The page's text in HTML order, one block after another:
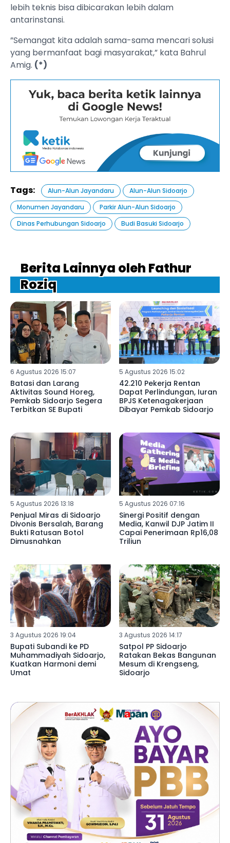
lebih teknis bisa dibicarakan lebih dalam
antarinstansi.
”Semangat kita adalah sama-sama mencari solusi
yang bermanfaat bagi masyarakat,” kata Bahrul
Amig. (*)
Tags: Alun-Alun Jayandaru
Alun-Alun Sidoarjo
Monumen Jayandaru
Parkir Alun-Alun Sidoarjo
Dinas Perhubungan Sidoarjo
Budi Basuki Sidoarjo
Berita Lainnya oleh Fathur
Roziq
6 Agustus 2026 15:07
Batasi dan Larang
Aktivitas Sound Horeg,
Pemkab Sidoarjo Segera
Terbitkan SE Bupati
5 Agustus 2026 15:02
42.210 Pekerja Rentan
Dapat Perlindungan, Iuran
BPJS Ketenagakerjaan
Dibayar Pemkab Sidoarjo
5 Agustus 2026 13:18
Penjual Miras di Sidoarjo
Divonis Bersalah, Barang
Bukti Ratusan Botol
Dimusnahkan
5 Agustus 2026 07:16
Sinergi Positif dengan
Media, Kanwil DJP Jatim II
Capai Penerimaan Rp16,08
Triliun
3 Agustus 2026 19:04
Bupati Subandi ke PD
Muhammadiyah Sidoarjo,
Kuatkan Harmoni demi
Umat
3 Agustus 2026 14:17
Satpol PP Sidoarjo
Ratakan Bekas Bangunan
Mesum di Krengseng,
Sidoarjo